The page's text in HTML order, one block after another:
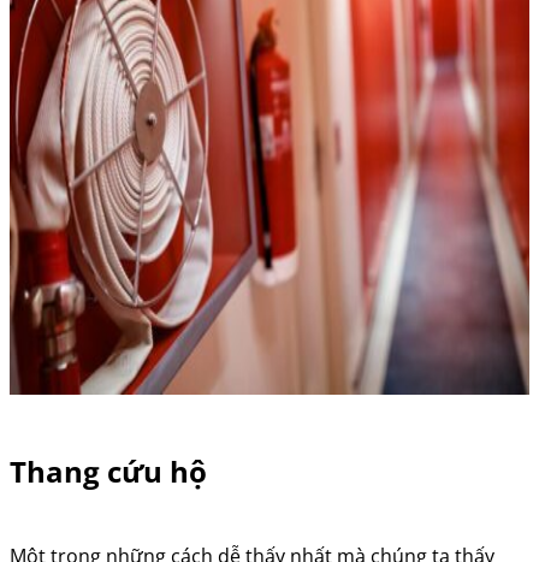
Thang cứu hộ
Một trong những cách dễ thấy nhất mà chúng ta thấy